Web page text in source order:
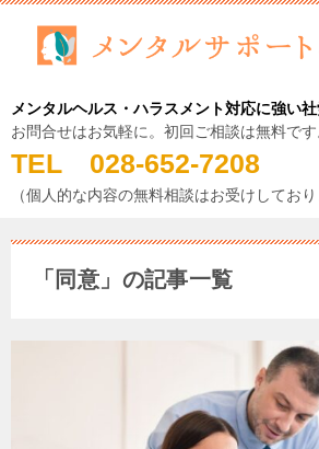
メンタルヘルス・ハラスメント対応に強い社
お問合せはお気軽に。初回ご相談は無料です
TEL 028-652-7208
（個人的な内容の無料相談はお受けしており
「同意」の記事一覧